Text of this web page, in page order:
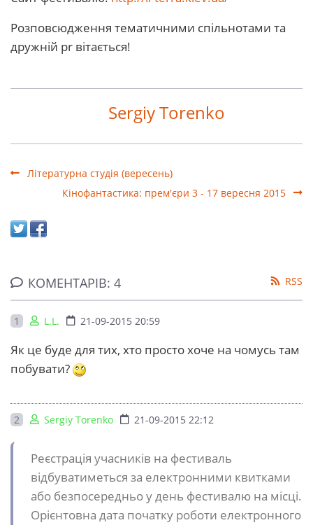
Розповсюдження тематичними спільнотами та
дружній pr вітається!
Sergiy Torenko
Літературна студія (вересень)
Кінофантастика: прем'єри 3 - 17 вересня 2015
КОМЕНТАРІВ: 4 RSS
1 L.L. 21-09-2015 20:59
Як це буде для тих, хто просто хоче на чомусь там
побувати?
2 Sergiy Torenko 21-09-2015 22:12
Реєстрація учасників на фестиваль
відбуватиметься за електронними квитками
або безпосередньо у день фестивалю на місці.
Орієнтовна дата початку роботи електронного